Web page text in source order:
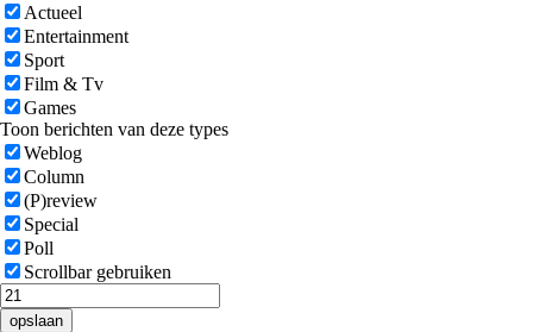
Actueel
Entertainment
Sport
Film & Tv
Games
Toon berichten van deze types
Weblog
Column
(P)review
Special
Poll
Scrollbar gebruiken
opslaan